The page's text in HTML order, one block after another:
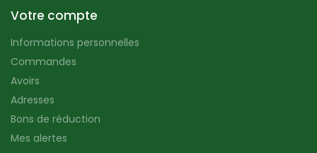
Votre compte
Informations personnelles
Commandes
Avoirs
Adresses
Bons de réduction
Mes alertes